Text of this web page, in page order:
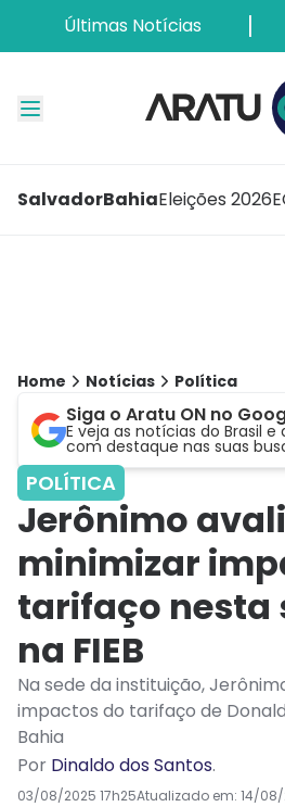
Últimas Notícias
SalvadorBahiaEleições 2026
Home Notícias Política
Siga o Aratu ON no
E veja as notícias do Brasil e
com destaque nas suas
POLÍTICA
Jerônimo
minimizar
tarifaço nesta
na FIEB
Na sede da instituição,
impactos do tarifaço de
Bahia
Por Dinaldo dos Santos.
03/08/2025 17h25Atualizado em: 14/08/